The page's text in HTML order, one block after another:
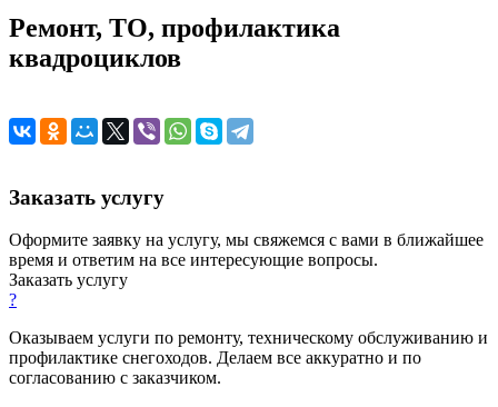
Ремонт, ТО, профилактика
квадроциклов
Заказать услугу
Оформите заявку на услугу, мы свяжемся с вами в ближайшее
время и ответим на все интересующие вопросы.
Заказать услугу
?
Оказываем услуги по ремонту, техническому обслуживанию и
профилактике снегоходов. Делаем все аккуратно и по
согласованию с заказчиком.